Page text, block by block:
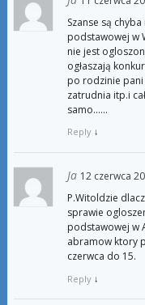
Szanse są
podstawowej w
nie jest
ogłaszają
po rodzinie
zatrudnia itp.i
samo……
Reply ↓
Ja 12 czerwca
P.Witoldzie
sprawie
podstawowej w
abramow ktory
czerwca do 15.
Reply ↓